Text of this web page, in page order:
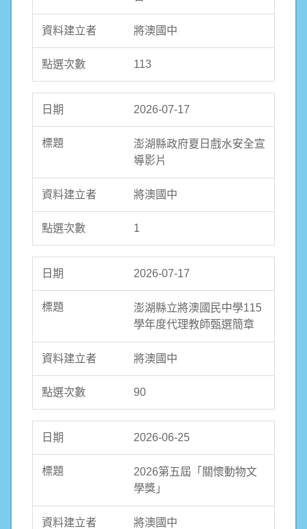
將澳國中
113
2026-07-17
澎湖縣政府夏日戲水安全宣
導影片
將澳國中
1
2026-07-17
澎湖縣立將澳國民中學115
學年度代理教師甄選簡章
將澳國中
90
2026-06-25
2026第五屆「關懷動物文
學獎」
將澳國中